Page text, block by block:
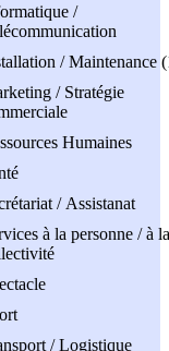
/
/ Maintenance
/ Stratégie
Humaines
/ Assistanat
à la personne / à la
/ Logistique